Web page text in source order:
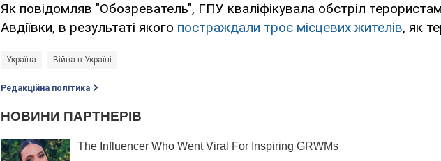
Як повідомляв "Обозреватель", ГПУ кваліфікувала обстріл
Авдіївки, в результаті якого постраждали троє місцевих жителів, як
Україна Війна в Україні
Редакційна політика